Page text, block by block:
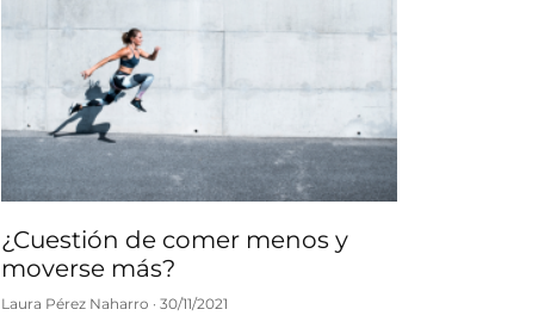
¿Cuestión de comer menos y
moverse más?
Laura Pérez Naharro 30/11/2021